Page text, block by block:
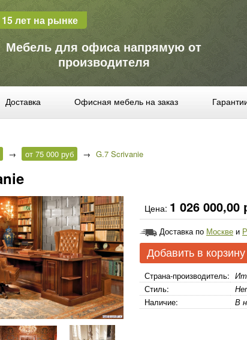
15 лет на рынке
Мебель для офиса напрямую от
производителя
Доставка Офисная мебель на заказ
→ от 75 000 руб → G.7 Scrivanie
Цена: 1 026 000,00
Доставка по Москве и
Добавить в корзину
Страна-производитель:
Стиль:
Наличие:
В